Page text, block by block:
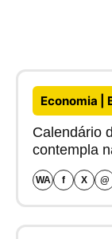
Economia |
Calendário
contempla
WA f X @